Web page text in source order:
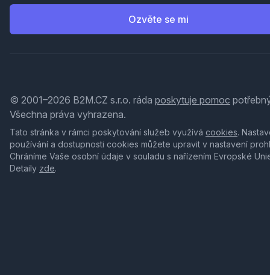
Ozvěte se mi
© 2001–2026 B2M.CZ s.r.o. ráda poskytuje pomoc
Všechna práva vyhrazena.
Tato stránka v rámci poskytování služeb využívá cookies.
používání a dostupnosti cookies můžete upravit v nastavení
Chráníme Vaše osobní údaje v souladu s nařízením Evropské
Detaily zde.